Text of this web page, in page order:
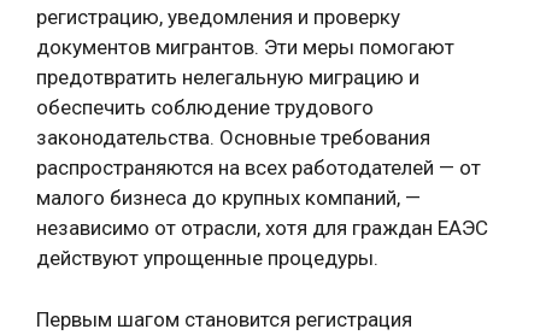
регистрацию, уведомления и проверку
документов мигрантов. Эти меры помогают
предотвратить нелегальную миграцию и
обеспечить соблюдение трудового
законодательства. Основные требования
распространяются на всех работодателей — от
малого бизнеса до крупных компаний, —
независимо от отрасли, хотя для граждан ЕАЭС
действуют упрощенные процедуры.
Первым шагом становится регистрация